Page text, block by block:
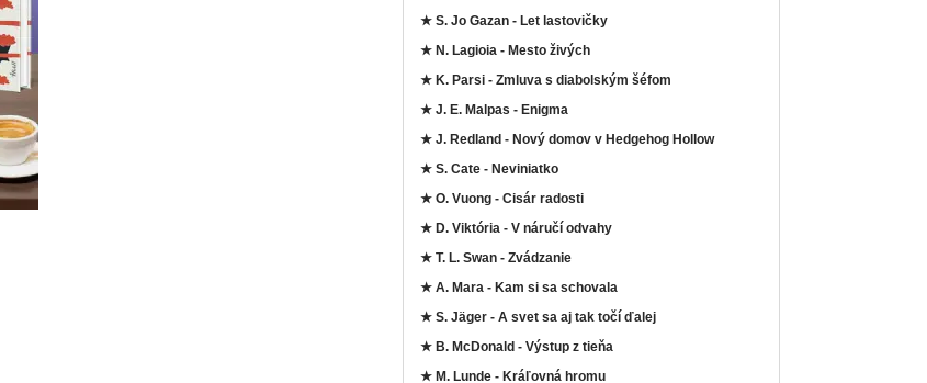
★ S. Jo Gazan - Let lastovičky
★ N. Lagioia - Mesto živých
★ K. Parsi - Zmluva s diabolským šéfom
★ J. E. Malpas - Enigma
★ J. Redland - Nový domov v Hedgehog Hollow
★ S. Cate - Neviniatko
★ O. Vuong - Cisár radosti
★ D. Viktória - V náručí odvahy
★ T. L. Swan - Zvádzanie
★ A. Mara - Kam si sa schovala
★ S. Jäger - A svet sa aj tak točí ďalej
★ B. McDonald - Výstup z tieňa
★ M. Lunde - Kráľovná hromu